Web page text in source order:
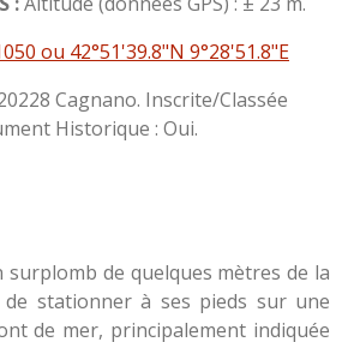
ou 42°51'39.8"N 9°28'51.8"E
Cagnano. Inscrite/Classée
Historique : Oui.
de quelques mètres de la
stationner à ses pieds sur une
de mer, principalement indiquée